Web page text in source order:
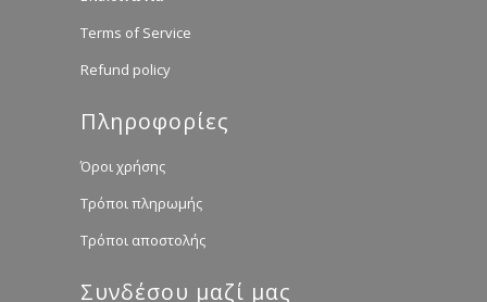
Terms of Service
Refund policy
Πληροφορίες
Όροι χρήσης
Τρόποι πληρωμής
Τρόποι αποστολής
Συνδέσου μαζί μας